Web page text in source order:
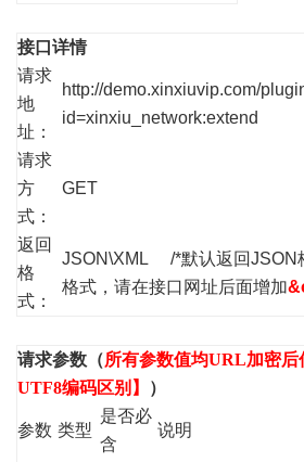
接口详情
请求
地
址：
http://demo.xinxiuvip.com/
id=xinxiu_network:extend
请求
方
式：
GET
返回
格
式：
JSON\XML /*默认返回JSON
格式，请在接口网址后面增加
请求参数（所有参数值均URL加密
UTF8编码区别】
）
参数 类型
是否必
含
说明